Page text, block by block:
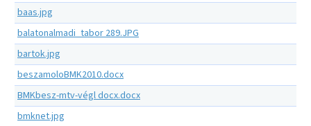
baas.jpg
balatonalmadi_tabor 289.JPG
bartok.jpg
beszamoloBMK2010.docx
BMKbesz-mtv-végl docx.docx
bmknet.jpg